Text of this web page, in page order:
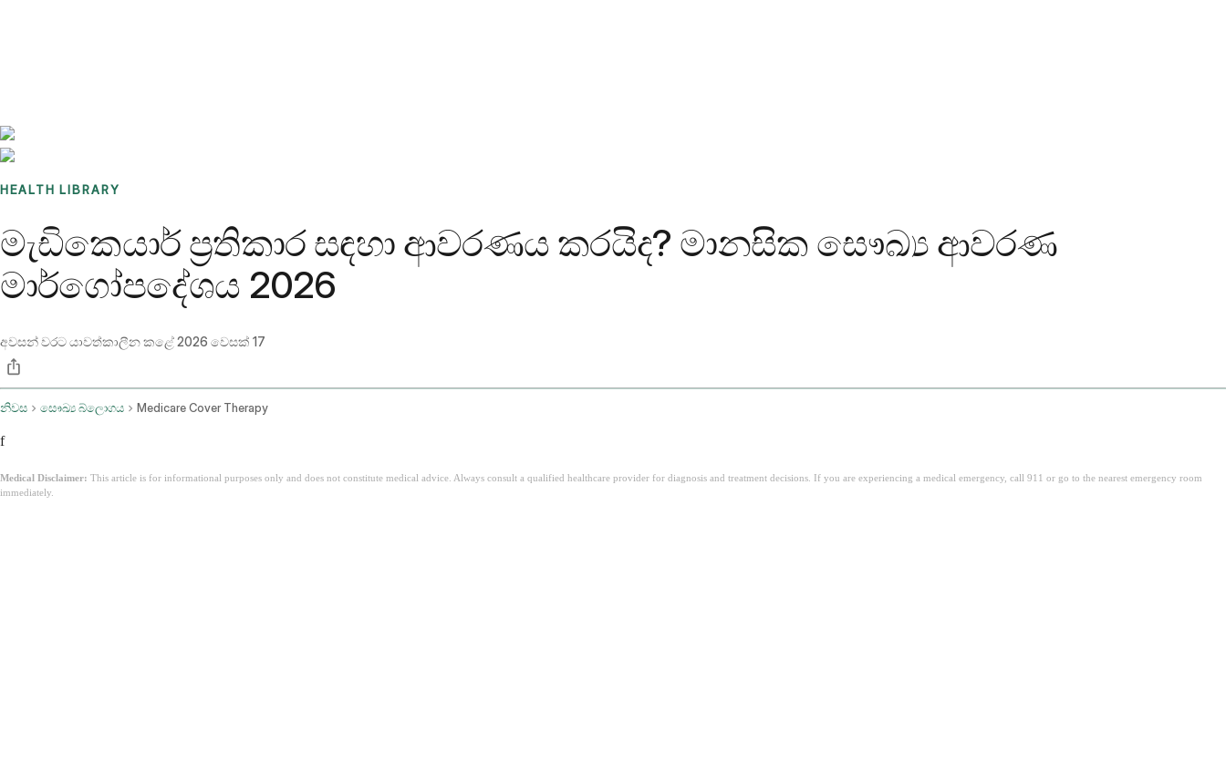
HEALTH LIBRARY
මැඩිකෙයාර් ප්‍රතිකාර සඳහා ආවරණය කරයිද? මානසික සෞඛ්‍ය ආවරණ
මාර්ගෝපදේශය 2026
අවසන් වරට යාවත්කාලීන කළේ2026 වෙසක් 17
නිවස සෞඛ්‍ය බ්ලොගය Medicare Cover Therapy
f
Medical Disclaimer: This article is for informational purposes only and does not constitute medical advice. Always consult a qualified healthcare provider for diagnosis and treatment decisions. If you are experiencing a medical emergency, call 911 or go to the nearest emergency room
immediately.